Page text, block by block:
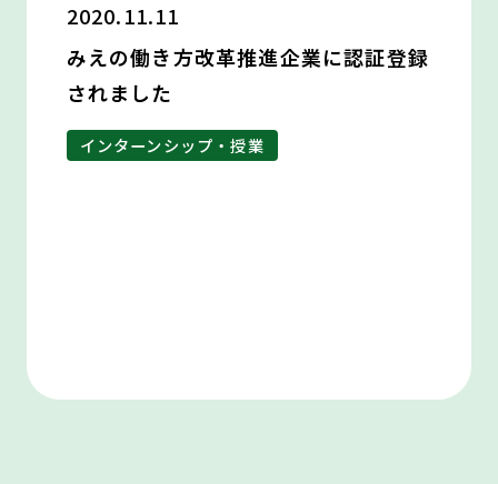
2020.11.11
みえの働き方改革推進企業に認証登録
されました
インターンシップ・授業